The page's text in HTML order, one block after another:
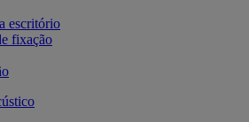
escritório
fixação